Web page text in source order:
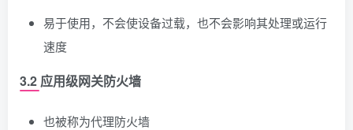
易于使用，不会使设备过载，也不会影响其处理或运行
速度
3.2 应用级网关防火墙
也被称为代理防火墙